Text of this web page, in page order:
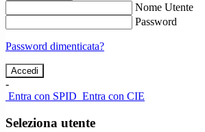
Nome Utente
Password
Password dimenticata?
-
Entra con SPID Entra con CIE
Seleziona utente